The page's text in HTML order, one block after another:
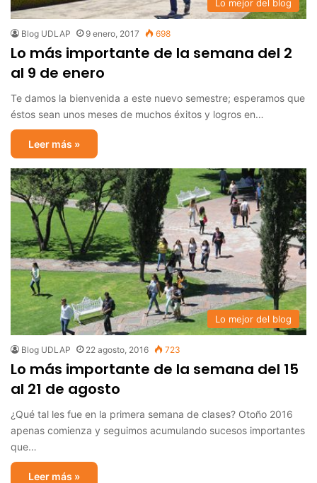
Lo mejor del blog
Blog UDLAP 9 enero, 2017 698
Lo más importante de la semana del 2
al 9 de enero
Te damos la bienvenida a este nuevo semestre; esperamos que
éstos sean unos meses de muchos éxitos y logros en…
Leer más »
Lo mejor del blog
Blog UDLAP 22 agosto, 2016 723
Lo más importante de la semana del 15
al 21 de agosto
¿Qué tal les fue en la primera semana de clases? Otoño 2016
apenas comienza y seguimos acumulando sucesos importantes
que…
Leer más »